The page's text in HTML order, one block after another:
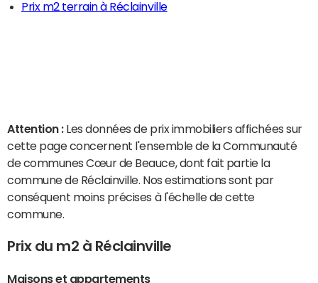
Prix m2 terrain à Réclainville
Attention : Les données de prix immobiliers affichées sur
cette page concernent l'ensemble de la Communauté
de communes Cœur de Beauce, dont fait partie la
commune de Réclainville. Nos estimations sont par
conséquent moins précises à l'échelle de cette
commune.
Prix du m2 à Réclainville
Maisons et appartements